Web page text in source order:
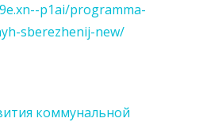
p1ai/programma-
sberezhenij-new/
коммунальной